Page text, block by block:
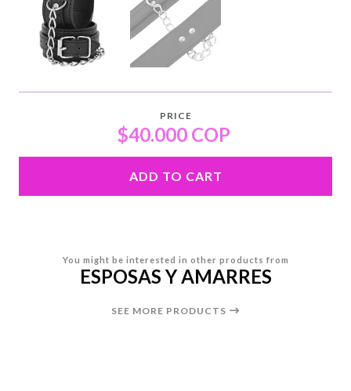
PRICE
$40.000 COP
ADD TO CART
You might be interested in other products from
ESPOSAS Y AMARRES
SEE MORE PRODUCTS